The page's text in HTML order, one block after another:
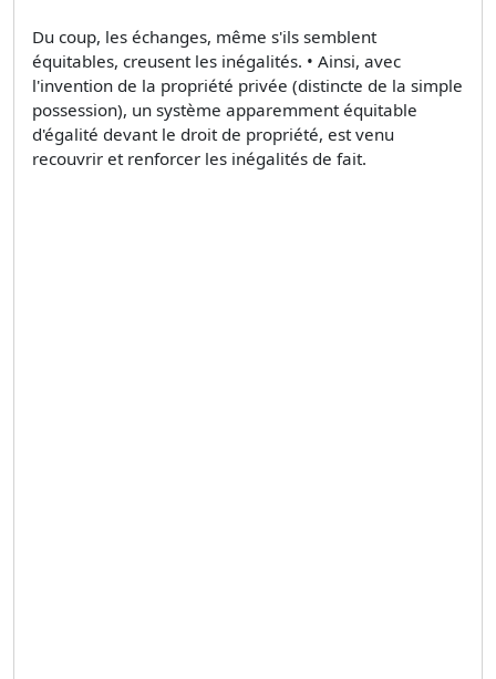
Du coup, les échanges, même s'ils semblent
équitables, creusent les inégalités. • Ainsi, avec
l'invention de la propriété privée (distincte de la simple
possession), un système apparemment équitable
d'égalité devant le droit de propriété, est venu
recouvrir et renforcer les inégalités de fait.